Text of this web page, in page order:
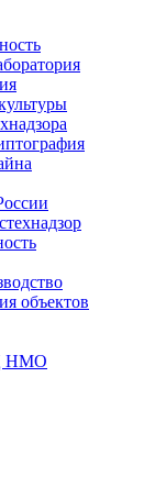
объектов
НМО